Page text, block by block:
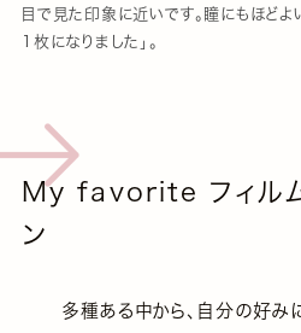
目で見た印象に近いです。瞳にもほど
1枚になりました」。
My favorite フィルム
ン
多種ある中から、自分の好み